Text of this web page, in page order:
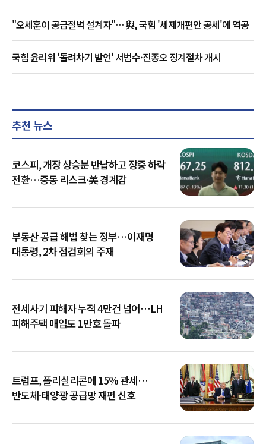
"오세훈이 공급절벽 설계자"… 與, 국힘 '세제개편안 공세'에 역공
국힘 윤리위 '돌려차기 발언' 서범수·진종오 징계절차 개시
추천 뉴스
코스피, 개장 상승분 반납하고 장중 하락
전환…중동 리스크·美 경계감
부동산 공급 해법 찾는 정부…이재명
대통령, 2차 점검회의 주재
전세사기 피해자 누적 4만건 넘어…LH
피해주택 매입도 1만호 돌파
트럼프, 폴리실리콘에 15% 관세…
반도체·태양광 공급망 재편 신호